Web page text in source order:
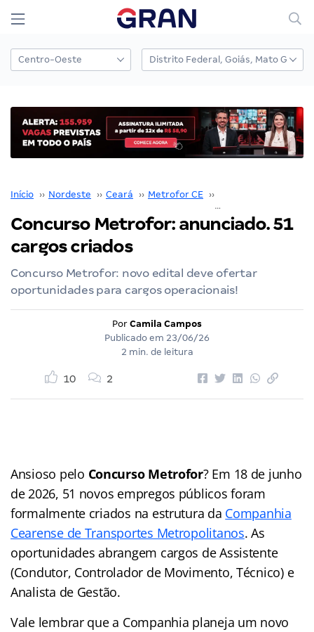
Início ›› Nordeste ›› Ceará ›› Metrofor CE ››
Concurso Metrofor: anunciado. 51
cargos criados
Concurso Metrofor: novo edital deve ofertar
oportunidades para cargos operacionais!
Por Camila Campos
Publicado em 23/06/26
2 min. de leitura
10 2
Ansioso pelo Concurso Metrofor? Em 18 de junho
de 2026, 51 novos empregos públicos foram
formalmente criados na estrutura da Companhia
Cearense de Transportes Metropolitanos. As
oportunidades abrangem cargos de Assistente
(Condutor, Controlador de Movimento, Técnico) e
Analista de Gestão.
Vale lembrar que a Companhia planeja um novo